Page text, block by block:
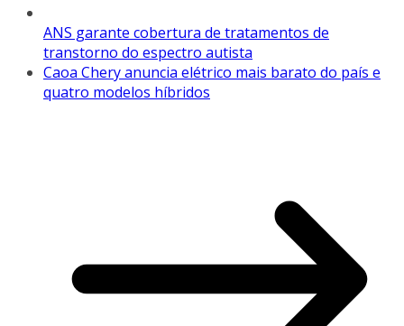
ANS garante cobertura de tratamentos de
transtorno do espectro autista
Caoa Chery anuncia elétrico mais barato do país e
quatro modelos híbridos